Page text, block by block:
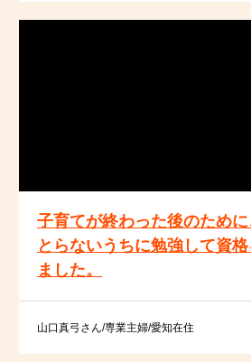
子育てが終わった後のため
とらないうちに勉強して資
ました。
山口真弓さん/専業主婦/愛知在住